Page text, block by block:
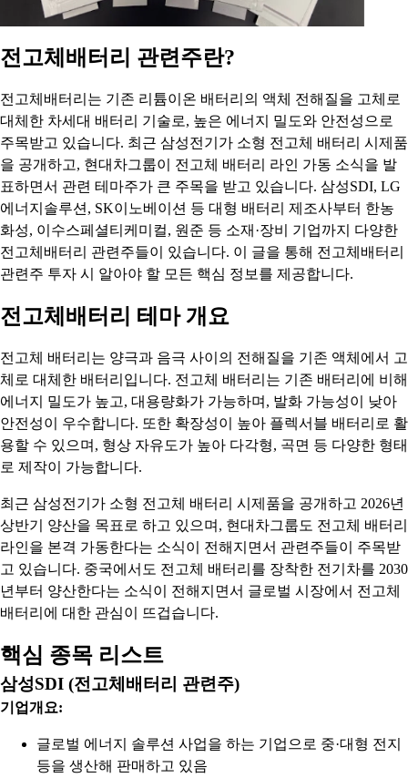
전고체배터리 관련주란?
전고체배터리는 기존 리튬이온 배터리의 액체 전해질을 고체로
대체한 차세대 배터리 기술로, 높은 에너지 밀도와 안전성으로
주목받고 있습니다. 최근 삼성전기가 소형 전고체 배터리 시제품
을 공개하고, 현대차그룹이 전고체 배터리 라인 가동 소식을 발
표하면서 관련 테마주가 큰 주목을 받고 있습니다. 삼성SDI, LG
에너지솔루션, SK이노베이션 등 대형 배터리 제조사부터 한농
화성, 이수스페셜티케미컬, 원준 등 소재·장비 기업까지 다양한
전고체배터리 관련주들이 있습니다. 이 글을 통해 전고체배터리
관련주 투자 시 알아야 할 모든 핵심 정보를 제공합니다.
전고체배터리 테마 개요
전고체 배터리는 양극과 음극 사이의 전해질을 기존 액체에서 고
체로 대체한 배터리입니다. 전고체 배터리는 기존 배터리에 비해
에너지 밀도가 높고, 대용량화가 가능하며, 발화 가능성이 낮아
안전성이 우수합니다. 또한 확장성이 높아 플렉서블 배터리로 활
용할 수 있으며, 형상 자유도가 높아 다각형, 곡면 등 다양한 형태
로 제작이 가능합니다.
최근 삼성전기가 소형 전고체 배터리 시제품을 공개하고 2026년
상반기 양산을 목표로 하고 있으며, 현대차그룹도 전고체 배터리
라인을 본격 가동한다는 소식이 전해지면서 관련주들이 주목받
고 있습니다. 중국에서도 전고체 배터리를 장착한 전기차를 2030
년부터 양산한다는 소식이 전해지면서 글로벌 시장에서 전고체
배터리에 대한 관심이 뜨겁습니다.
핵심 종목 리스트
삼성SDI (전고체배터리 관련주)
기업개요:
글로벌 에너지 솔루션 사업을 하는 기업으로 중·대형 전지
등을 생산해 판매하고 있음